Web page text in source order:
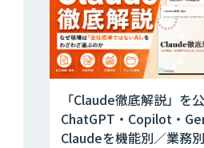
「Claude徹底解説」を
ChatGPT・Copilot・
Claudeを機能別／業務